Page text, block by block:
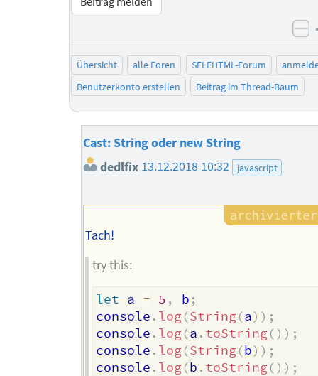
Übersicht alle Foren SELFHTML-Forum
Benutzerkonto erstellen
Beitrag im Thread-Baum
Cast: String oder new String
dedlfix 13.12.2018 10:32 javascript
Tach!
try this:
let a = 5 , b ;
console . log(String(a) ) ;
console . log(a . toString() ) ;
console . log(String(b) ) ;
console . log(b . toString() ) ;